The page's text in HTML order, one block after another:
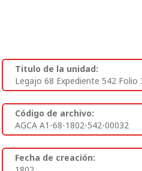
Titulo de la unidad:
Legajo 68 Expediente 542 Folio
Código de archivo:
AGCA A1-68-1802-542-00032
Fecha de creación: